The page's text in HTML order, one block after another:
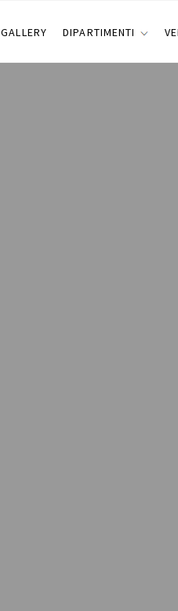
GALLERY DIPARTIMENTI